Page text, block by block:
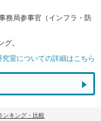
務局参事官（インフラ・防
。
室についての詳細はこちら
ンキング・比較